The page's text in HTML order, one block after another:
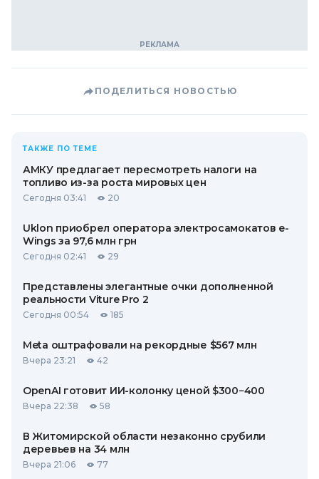
ПОДЕЛИТЬСЯ НОВОСТЬЮ
ТАКЖЕ ПО ТЕМЕ
АМКУ предлагает пересмотреть налоги на
топливо из-за роста мировых цен
Сегодня 03:41 20
Uklon приобрел оператора электросамокатов e-
Wings за 97,6 млн грн
Сегодня 02:41 29
Представлены элегантные очки дополненной
реальности Viture Pro 2
Сегодня 00:54 185
Meta оштрафовали на рекордные $567 млн
Вчера 23:21 42
OpenAI готовит ИИ-колонку ценой $300−400
Вчера 22:38 58
В Житомирской области незаконно срубили
деревьев на 34 млн
Вчера 21:06 77